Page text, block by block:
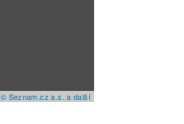
© Seznam.cz a.s. a další